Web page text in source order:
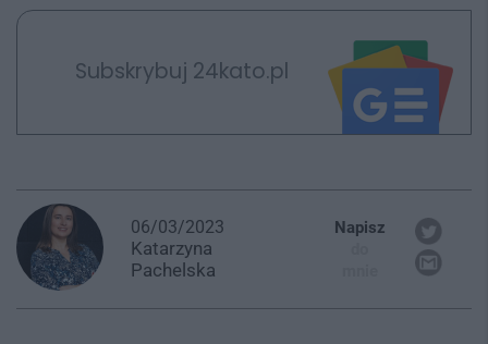
Subskrybuj 24kato.pl
06/03/2023
Katarzyna
Pachelska
Napisz